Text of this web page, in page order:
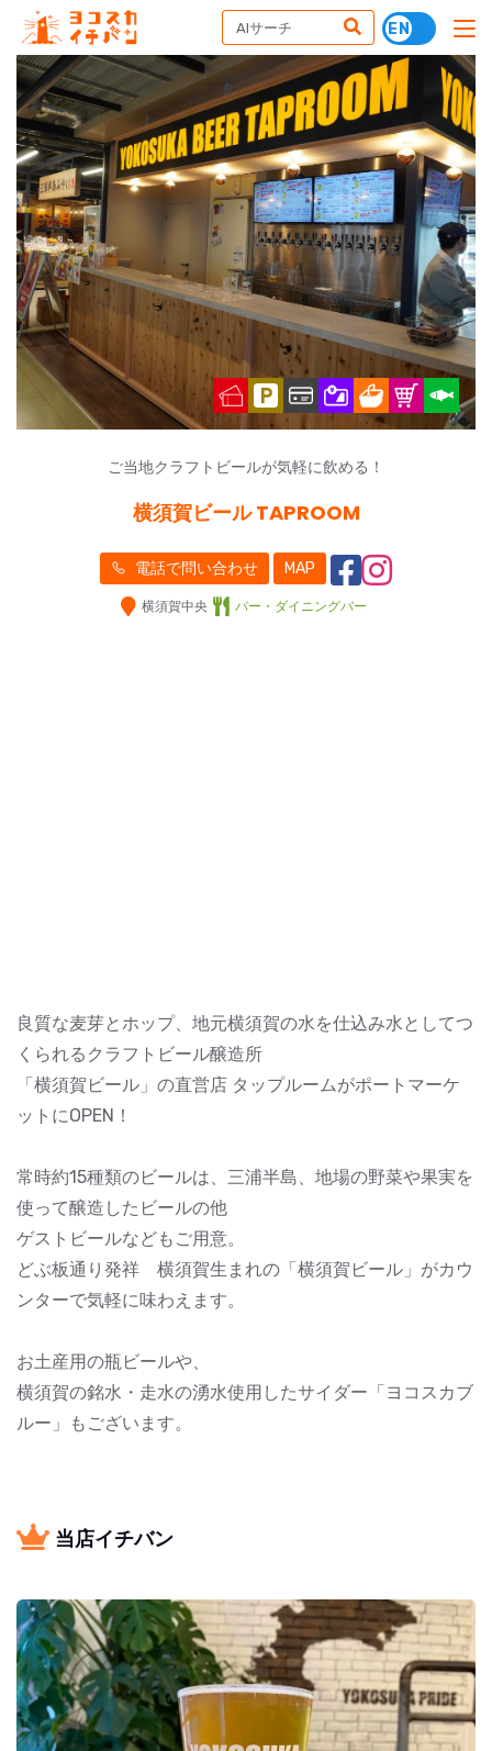
ご当地クラフトビールが気軽に飲める！
横須賀ビール TAPROOM
電話で問い合わせ MAP
横須賀中央 バー・ダイニングバー
良質な麦芽とホップ、地元横須賀の水を仕込み水としてつ
くられるクラフトビール醸造所
「横須賀ビール」の直営店 タップルームがポートマーケ
ットにOPEN！
常時約15種類のビールは、三浦半島、地場の野菜や果実を
使って醸造したビールの他
ゲストビールなどもご用意。
どぶ板通り発祥 横須賀生まれの「横須賀ビール」がカウ
ンターで気軽に味わえます。
お土産用の瓶ビールや、
横須賀の銘水・走水の湧水使用したサイダー「ヨコスカブ
ルー」もございます。
当店イチバン